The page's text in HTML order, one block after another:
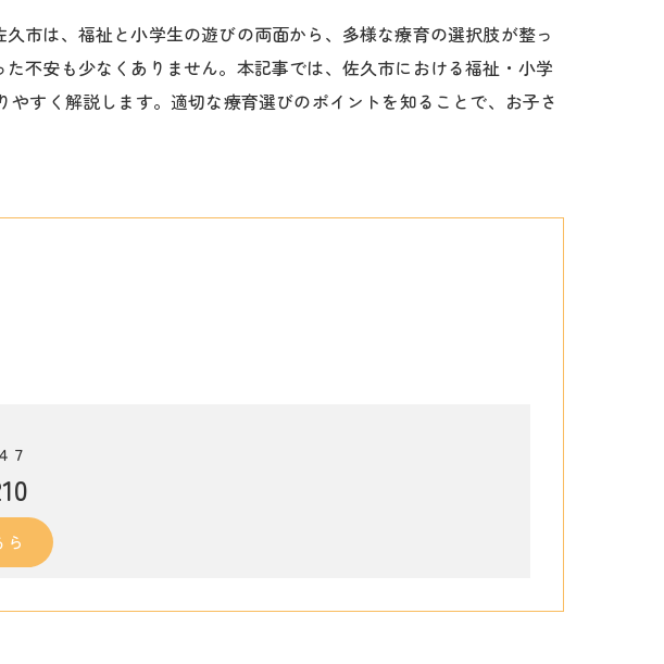
市は、福祉と小学生の遊びの両面から、多様な療育の選択肢が整っ
不安も少なくありません。本記事では、佐久市における福祉・小学
すく解説します。適切な療育選びのポイントを知ることで、お子さ
７